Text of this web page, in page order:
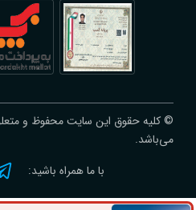
© کلیه حقوق این سایت محفوظ و
می‌باشد.
با ما همراه باشید: